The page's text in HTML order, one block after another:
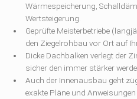
Wärmespeicherung,
Wertsteigerung.
Geprüfte Meisterbetriebe
den Ziegelrohbau vor Ort auf
Dicke Dachbalken verlegt der
sicher den immer stärker
Auch der Innenausbau geht
exakte Pläne und